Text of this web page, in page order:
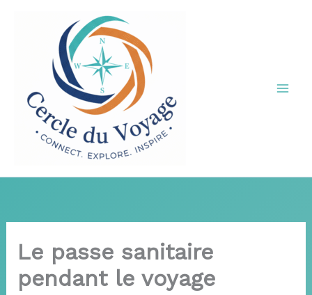
Le passe sanitaire
pendant le voyage